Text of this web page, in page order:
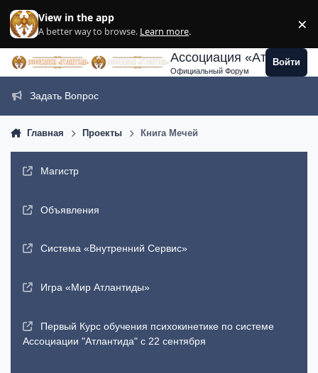
View in the app
A better way to browse. Learn more. ×
Ассоциация
Официальный Форум
Войти
Задать Вопрос
Главная Проекты Книга Мечей
Магистр
Объявления
Система «Внутренний Сервис»
Игра «Мир Атлантиды»
Первый Курс обучения психокинетике по системе
Ассоциации "Атлантида" с 22 сентября